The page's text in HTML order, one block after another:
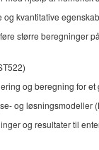
kvantitative
større beregninger
og beregning for
og løsningsmodeller
og resultater til